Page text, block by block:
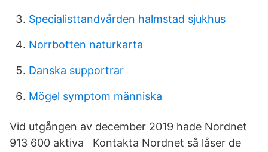
Specialisttandvården halmstad sjukhus
Norrbotten naturkarta
Danska supportrar
Mögel symptom människa
Vid utgången av december 2019 hade Nordnet
913 600 aktiva Kontakta Nordnet så låser de